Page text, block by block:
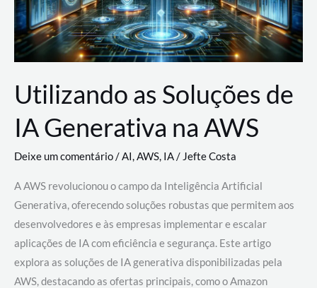
Utilizando as Soluções de
IA Generativa na AWS
Deixe um comentário/AI,AWS, IA/Jefte Costa
A AWS revolucionou o campo da Inteligência Artificial
Generativa, oferecendo soluções robustas que permitem aos
desenvolvedores e às empresas implementar e escalar
aplicações de IA com eficiência e segurança. Este artigo
explora as soluções de IA generativa disponibilizadas pela
AWS, destacando as ofertas principais, como o Amazon